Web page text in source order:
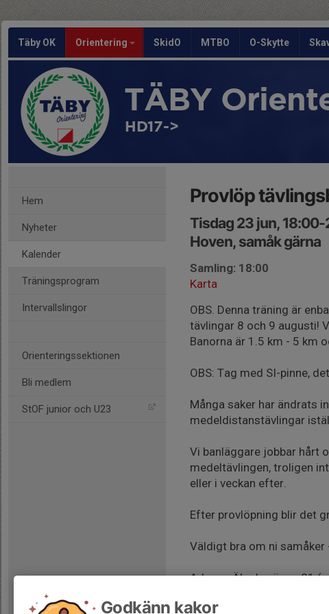
Täby OK Orientering SkidO MTBO O-Skytte
TÄBY
HD17->
Hem
Nyheter
Kalender
Träningsprogram
Intervallslingor
Orienteringssektionen
Bli medlem
StOF junior och U23
Provlöp
Tisdag 23 jun,
Hoven, samåk gärna
Samling: 18:00
Karta
OBS. Denna träning är
tävlingar 8 och 9 augusti!
Banorna är 1.5 km - 5 km
OBS: Tag med SI-pinne,
Många saker har ändrats
medeldistanstävlingar
Vi banläggare jobbar hårt
medeltävlingen, troligen
eller i veckan efter.
Efter provlöpning blir det
Väldigt bra om ni samåker
Adress: Älgebyvägen 81
Godkänn kakor